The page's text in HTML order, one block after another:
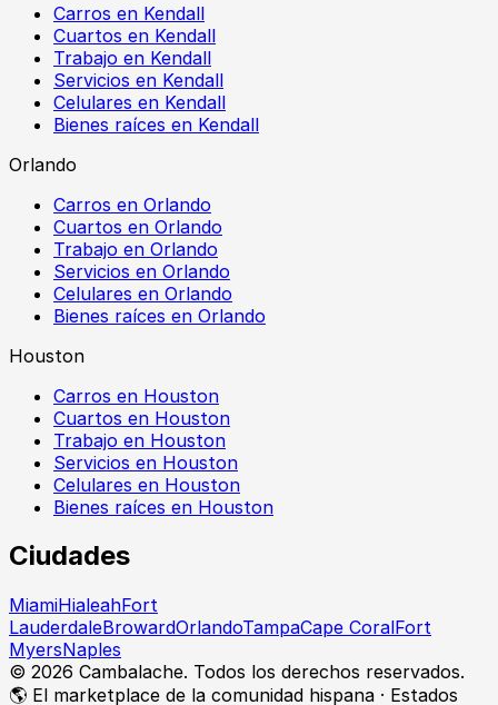
Carros en Kendall
Cuartos en Kendall
Trabajo en Kendall
Servicios en Kendall
Celulares en Kendall
Bienes raíces en Kendall
Orlando
Carros en Orlando
Cuartos en Orlando
Trabajo en Orlando
Servicios en Orlando
Celulares en Orlando
Bienes raíces en Orlando
Houston
Carros en Houston
Cuartos en Houston
Trabajo en Houston
Servicios en Houston
Celulares en Houston
Bienes raíces en Houston
Ciudades
MiamiHialeahFort
LauderdaleBrowardOrlandoTampaCape CoralFort
MyersNaples
© 2026 Cambalache. Todos los derechos reservados.
🌎 El marketplace de la comunidad hispana · Estados